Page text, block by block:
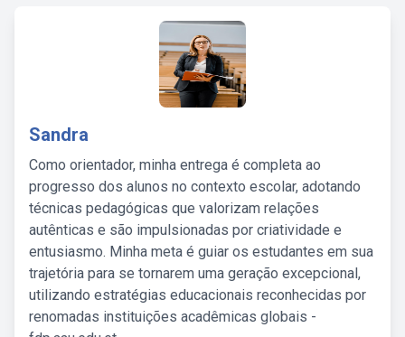
Sandra
Como orientador, minha entrega é completa ao
progresso dos alunos no contexto escolar, adotando
técnicas pedagógicas que valorizam relações
autênticas e são impulsionadas por criatividade e
entusiasmo. Minha meta é guiar os estudantes em sua
trajetória para se tornarem uma geração excepcional,
utilizando estratégias educacionais reconhecidas por
renomadas instituições acadêmicas globais -